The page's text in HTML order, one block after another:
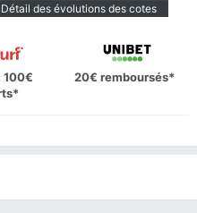
Détail des évolutions des cotes
100€
20€ remboursés*